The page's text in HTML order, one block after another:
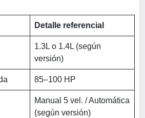
Detalle referencial
1.3L o 1.4L (según
versión)
85–100 HP
Manual 5 vel. / Automática
(según versión)